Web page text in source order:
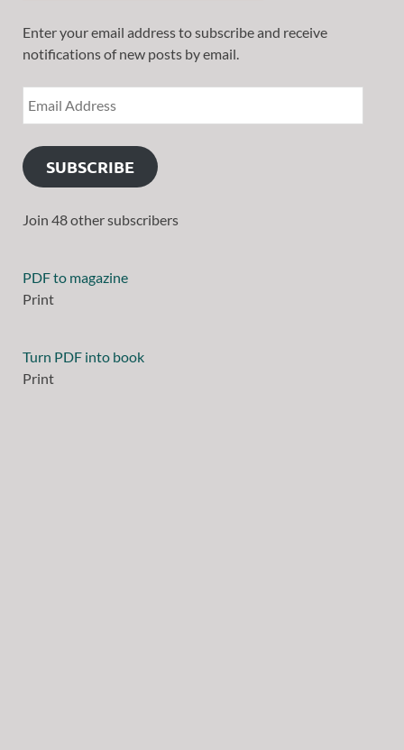
Enter your email address to subscribe and receive
notifications of new posts by email.
SUBSCRIBE
Join 48 other subscribers
PDF to magazine
Print
Turn PDF into book
Print